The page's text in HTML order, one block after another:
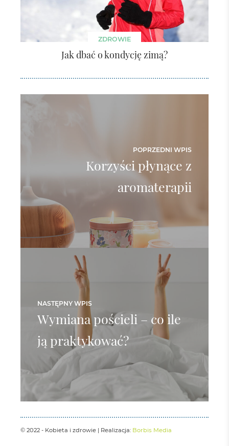
ZDROWIE
Jak dbać o kondycję zimą?
POPRZEDNI WPIS
Korzyści płynące z
aromaterapii
NASTĘPNY WPIS
Wymiana pościeli – co ile
ją praktykować?
© 2022 - Kobieta i zdrowie | Realizacja: Borbis Media